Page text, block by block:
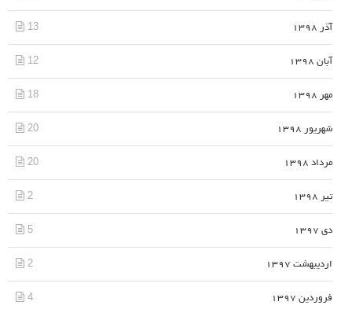
آذر 1398 13
آبان 1398 12
مهر 1398 18
شهریور 1398 20
مرداد 1398 20
تیر 1398 2
دی 1397 5
اردیبهشت 1397 2
فروردین 1397 4